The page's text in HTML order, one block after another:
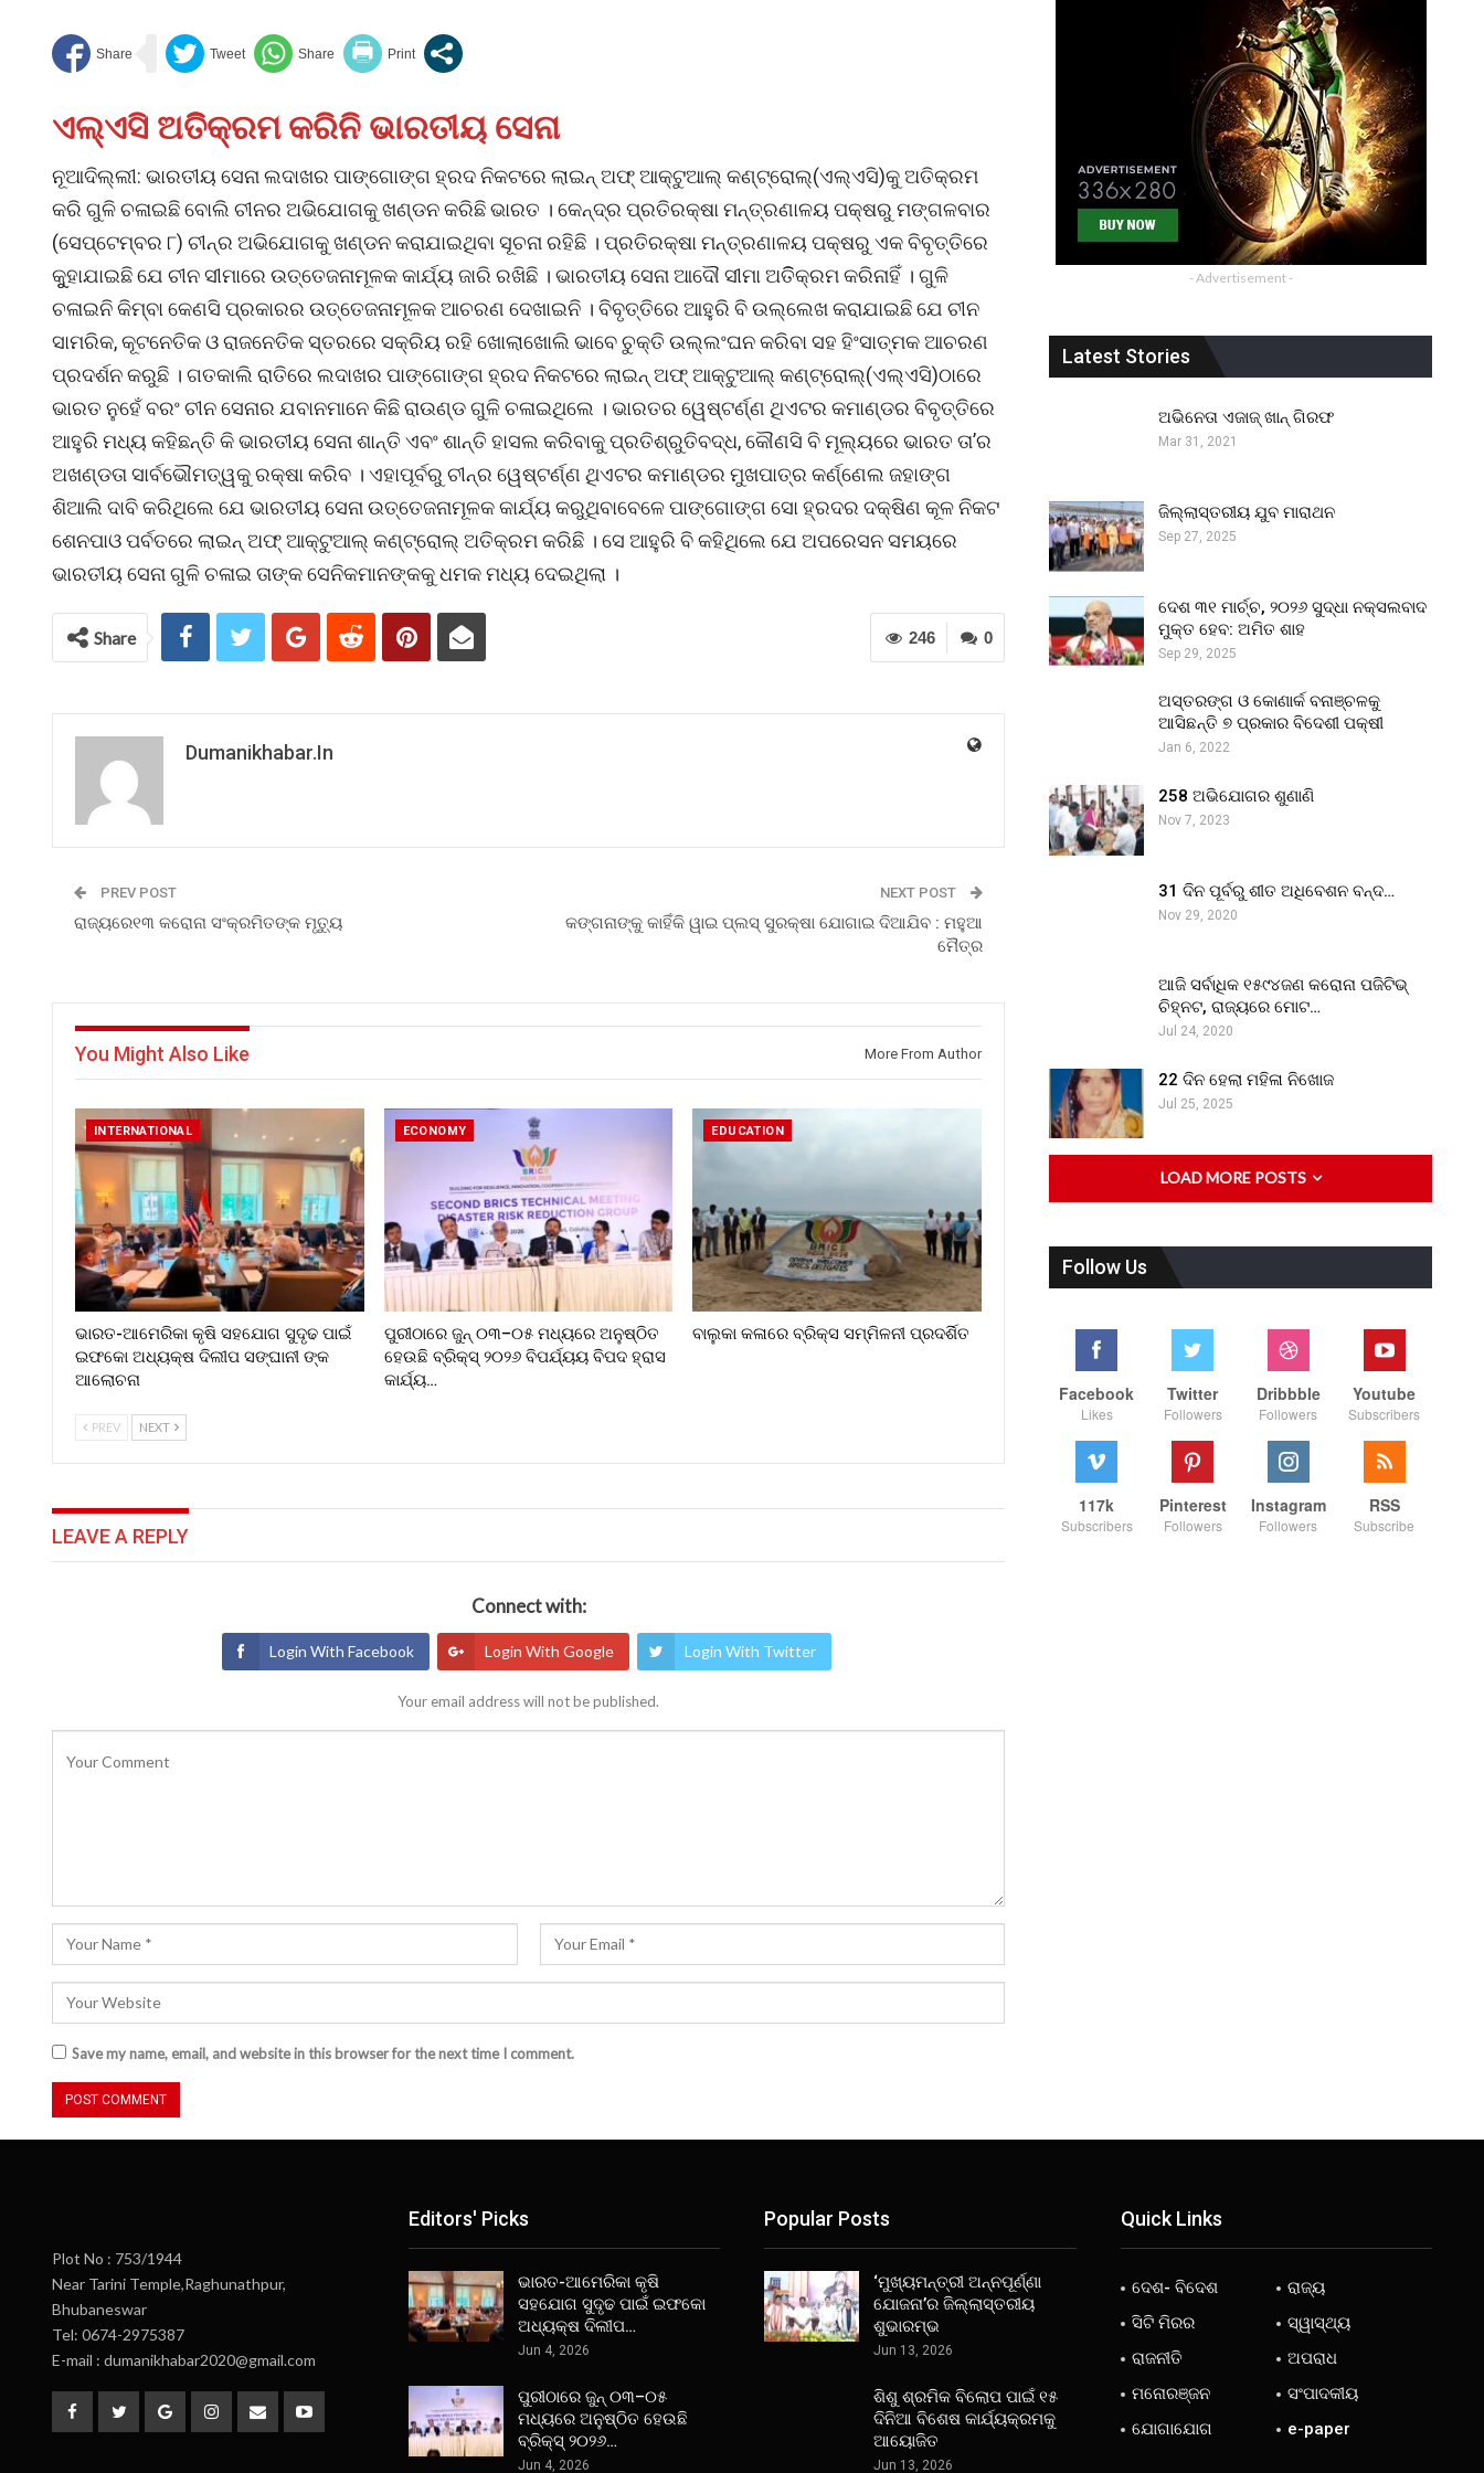
ଏଲ୍ଏସି ଅତିିକ୍ରମ କରିନି ଭାରତୀୟ ସେନା
ନୂଆଦିଲ୍ଲୀ: ଭାରତୀୟ ସେନା ଲଦାଖର ପାଙ୍ଗୋଙ୍ଗ ହ୍ରଦ ନିକଟରେ ଲାଇନ୍ ଅଫ୍ ଆକ୍ଟୁଆଲ୍ କଣ୍ଟ୍ରୋଲ୍(ଏଲ୍ଏସି)କୁ ଅତିକ୍ରମ
କରି ଗୁଳି ଚଳାଇଛି ବୋଲି ଚୀନର ଅଭିଯୋଗକୁ ଖଣ୍ଡନ କରିଛି ଭାରତ । କେନ୍ଦ୍ର ପ୍ରତିରକ୍ଷା ମନ୍ତ୍ରଣାଳୟ ପକ୍ଷରୁ ମଙ୍ଗଳବାର
(ସେପ୍ଟେମ୍ବର ୮) ଚୀନ୍ର ଅଭିଯୋଗକୁ ଖଣ୍ଡନ କରାଯାଇଥିବା ସୂଚନା ରହିଛି । ପ୍ରତିରକ୍ଷା ମନ୍ତ୍ରଣାଳୟ ପକ୍ଷରୁ ଏକ ବିବୃତ୍ତିରେ
କୁୁହାଯାଇଛି ଯେ ଚୀନ ସୀମାରେ ଉତ୍ତେଜନାମୂଳକ କାର୍ଯ୍ୟ ଜାରି ରଖିଛି । ଭାରତୀୟ ସେନା ଆଦୌ ସୀମା ଅତିିକ୍ରମ କରିନାହିଁ । ଗୁଳି
ଚଳାଇନି କିମ୍ବା କେଣସି ପ୍ରକାରର ଉତ୍ତେଜନାମୂଳକ ଆଚରଣ ଦେଖାଇନି । ବିବୃତ୍ତିରେ ଆହୁରି ବି ଉଲ୍ଲେଖ କରାଯାଇଛି ଯେ ଚୀନ
ସାମରିକ, କୂଟନେତିକ ଓ ରାଜନେତିକ ସ୍ତରରେ ସକ୍ରିୟ ରହି ଖୋଲାଖୋଲି ଭାବେ ଚୁକ୍ତି ଉଲ୍ଲଂଘନ କରିବା ସହ ହିଂସାତ୍ମକ ଆଚରଣ
ପ୍ରଦର୍ଶନ କରୁଛି । ଗତକାଲି ରାତିରେ ଲଦାଖର ପାଙ୍ଗୋଙ୍ଗ ହ୍ରଦ ନିକଟରେ ଲାଇନ୍ ଅଫ୍ ଆକ୍ଟୁଆଲ୍ କଣ୍ଟ୍ରୋଲ୍(ଏଲ୍ଏସି)ଠାରେ
ଭାରତ ନୁହେଁ ବରଂ ଚୀନ ସେନାର ଯବାନମାନେ କିଛି ରାଉଣ୍ଡ ଗୁଳି ଚଳାଇଥିଲେ । ଭାରତର ୱେଷ୍ଟର୍ଣ୍ଣ ଥିଏଟର କମାଣ୍ଡର ବିବୃତ୍ତିରେ
ଆହୁରି ମଧ୍ୟ କହିଛନ୍ତି କି ଭାରତୀୟ ସେନା ଶାନ୍ତି ଏବଂ ଶାନ୍ତି ହାସଲ କରିବାକୁ ପ୍ରତିଶ୍ରୁତିବଦ୍ଧ, କୌଣସି ବି ମୂଲ୍ୟରେ ଭାରତ ତା’ର
ଅଖଣ୍ଡତା ସାର୍ବଭୌମତ୍ୱକୁ ରକ୍ଷା କରିବ । ଏହାପୂର୍ବରୁ ଚୀନ୍ର ୱେଷ୍ଟର୍ଣ୍ଣ ଥିଏଟର କମାଣ୍ଡର ମୁଖପାତ୍ର କର୍ଣ୍ଣେଲ ଜହାଙ୍ଗ
ଶିଆଲି ଦାବି କରିଥିଲେ ଯେ ଭାରତୀୟ ସେନା ଉତ୍ତେଜନାମୂଳକ କାର୍ଯ୍ୟ କରୁଥିବାବେଳେ ପାଙ୍ଗୋଙ୍ଗ ସୋ ହ୍ରଦର ଦକ୍ଷିଣ କୂଳ ନିକଟ
ଶେନପାଓ ପର୍ବତରେ ଲାଇନ୍ ଅଫ୍ ଆକ୍ଟୁଆଲ୍ କଣ୍ଟ୍ରୋଲ୍ ଅତିକ୍ରମ କରିଛି । ସେ ଆହୁରି ବି କହିଥିଲେ ଯେ ଅପରେସନ ସମୟରେ
ଭାରତୀୟ ସେନା ଗୁଳି ଚଳାଇ ତାଙ୍କ ସେନିକମାନଙ୍କକୁ ଧମକ ମଧ୍ୟ ଦେଇଥିଲା ।
0
246
Share
Dumanikhabar.in
PREV POST
ରାଜ୍ୟରେ୧୩ କରୋନା ସଂକ୍ରମିତଙ୍କ ମୃତ୍ୟୁ
NEXT POST
କଙ୍ଗନାଙ୍କୁ କାହିଁକି ୱାଇ ପ୍ଲସ୍ ସୁରକ୍ଷା ଯୋଗାଇ ଦିଆଯିବ : ମହୁଆ
ମୈତ୍ର
You Might Also Like More From Author
INTERNATIONAL
ଭାରତ-ଆମେରିକା କୃଷି ସହଯୋଗ ସୁଦୃଢ ପାଇଁ
ଇଫକୋ ଅଧ୍ୟକ୍ଷ ଦିଲୀପ ସଙ୍ଘାନୀ ଙ୍କ
ଆଲୋଚନା
ECONOMY
ପୁରୀଠାରେ ଜୁନ୍ ୦୩–୦୫ ମଧ୍ୟରେ ଅନୁଷ୍ଠିତ
ହେଉଛି ବ୍ରିକ୍ସ୍ ୨୦୨୬ ବିପର୍ଯ୍ୟୟ ବିପଦ ହ୍ରାସ
କାର୍ଯ୍ୟ…
EDUCATION
ବାଲୁକା କଳାରେ ବ୍ରିକ୍ସ ସମ୍ମିଳନୀ ପ୍ରଦର୍ଶିତ
PREV NEXT
LEAVE A REPLY
Connect with:
Login With Facebook Login With Google Login With Twitter
Your email address will not be published.
Save my name, email, and website in this browser for the next time I comment.
- Advertisement -
Latest Stories
ଅଭିନେତା ଏଜାଜ୍ ଖାନ୍ ଗିରଫ
Mar 31, 2021
ଜିଲ୍ଲାସ୍ତରୀୟ ଯୁବ ମାରାଥନ
Sep 27, 2025
ଦେଶ ୩୧ ମାର୍ଚ୍ଚ, ୨୦୨୬ ସୁଦ୍ଧା ନକ୍ସଲବାଦ
ମୁକ୍ତ ହେବ: ଅମିତ ଶାହ
Sep 29, 2025
ଅସ୍ତରଙ୍ଗ ଓ କୋଣାର୍କ ବନାଞ୍ଚଳକୁ
ଆସିଛନ୍ତି ୭ ପ୍ରକାର ବିଦେଶୀ ପକ୍ଷୀ
Jan 6, 2022
258 ଅଭିଯୋଗର ଶୁଣାଣି
Nov 7, 2023
31 ଦିନ ପୂର୍ବରୁ ଶୀତ ଅଧିବେଶନ ବନ୍ଦ…
Nov 29, 2020
ଆଜି ସର୍ବାଧିକ ୧୫୯୪ଜଣ କରୋନା ପଜିଟିଭ୍
ଚିହ୍ନଟ, ରାଜ୍ୟରେ ମୋଟ…
Jul 24, 2020
22 ଦିନ ହେଲା ମହିଳା ନିଖୋଜ
Jul 25, 2025
LOAD MORE POSTS
Follow Us
Facebook
Likes
Twitter
Followers
Dribbble
Followers
Youtube
Subscribers
117k
Subscribers
Pinterest
Followers
Instagram
Followers
RSS
Subscribe
Plot No : 753/1944
Near Tarini Temple,Raghunathpur,
Bhubaneswar
Tel: 0674-2975387
E-mail : dumanikhabar2020@gmail.com
Editors' Picks
ଭାରତ-ଆମେରିକା କୃଷି
ସହଯୋଗ ସୁଦୃଢ ପାଇଁ ଇଫକୋ
ଅଧ୍ୟକ୍ଷ ଦିଲୀପ…
Jun 4, 2026
ପୁରୀଠାରେ ଜୁନ୍ ୦୩–୦୫
ମଧ୍ୟରେ ଅନୁଷ୍ଠିତ ହେଉଛି
ବ୍ରିକ୍ସ୍ ୨୦୨୬…
Jun 4, 2026
Popular Posts
‘ମୁଖ୍ୟମନ୍ତ୍ରୀ ଅନ୍ନପୂର୍ଣ୍ଣା
ଯୋଜନା’ର ଜିଲ୍ଲାସ୍ତରୀୟ
ଶୁଭାରମ୍ଭ
Jun 13, 2026
ଶିଶୁ ଶ୍ରମିକ ବିଲୋପ ପାଇଁ ୧୫
ଦିନିଆ ବିଶେଷ କାର୍ଯ୍ୟକ୍ରମକୁ
ଆୟୋଜିତ
Jun 13, 2026
Quick Links
ଦେଶ- ବିଦେଶ
ରାଜ୍ୟ
ସିଟି ମିରର
ସ୍ୱାସ୍ଥ୍ୟ
ରାଜନୀତି
ଅପରାଧ
ମନୋରଞ୍ଜନ
ସଂପାଦକୀୟ
ଯୋଗାଯୋଗ
e-paper